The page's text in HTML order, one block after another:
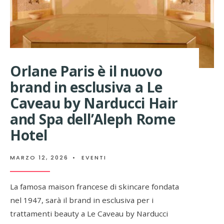
Orlane Paris è il nuovo
brand in esclusiva a Le
Caveau by Narducci Hair
and Spa dell’Aleph Rome
Hotel
MARZO 12, 2026 • EVENTI
La famosa maison francese di skincare fondata
nel 1947, sarà il brand in esclusiva per i
trattamenti beauty a Le Caveau by Narducci